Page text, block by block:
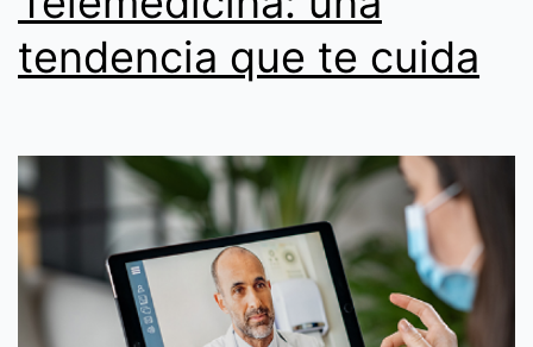
tendencia que te cuida